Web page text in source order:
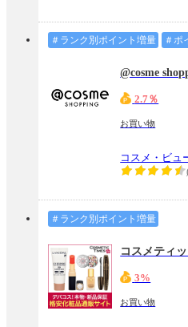
＃ランク別ポイント増量 ＃ポ
2.7％
お買い物
コスメ・ビュ
＃ランク別ポイント増量
コスメティ
3%
お買い物